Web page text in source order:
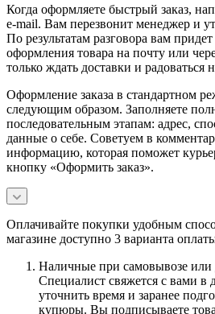
Когда оформляете быстрый заказ,
e-mail. Вам перезвонит менеджер и
По результатам разговора вам
оформления товара на почту или
только ждать доставки и радоваться
Оформление заказа в стандартном
следующим образом. Заполняете
последовательным этапам: адрес,
данные о себе. Советуем в
информацию, которая поможет
кнопку «Оформить заказ».
Оплачивайте покупки удобным
магазине доступно 3 варианта
Наличные при самовывозе или
Специалист свяжется с вами в
уточнить время и заранее
купюры. Вы подписываете